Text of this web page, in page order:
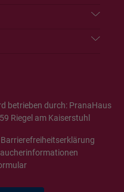
betrieben durch: PranaHaus
Riegel am Kaiserstuhl
Barrierefreiheitserklärung